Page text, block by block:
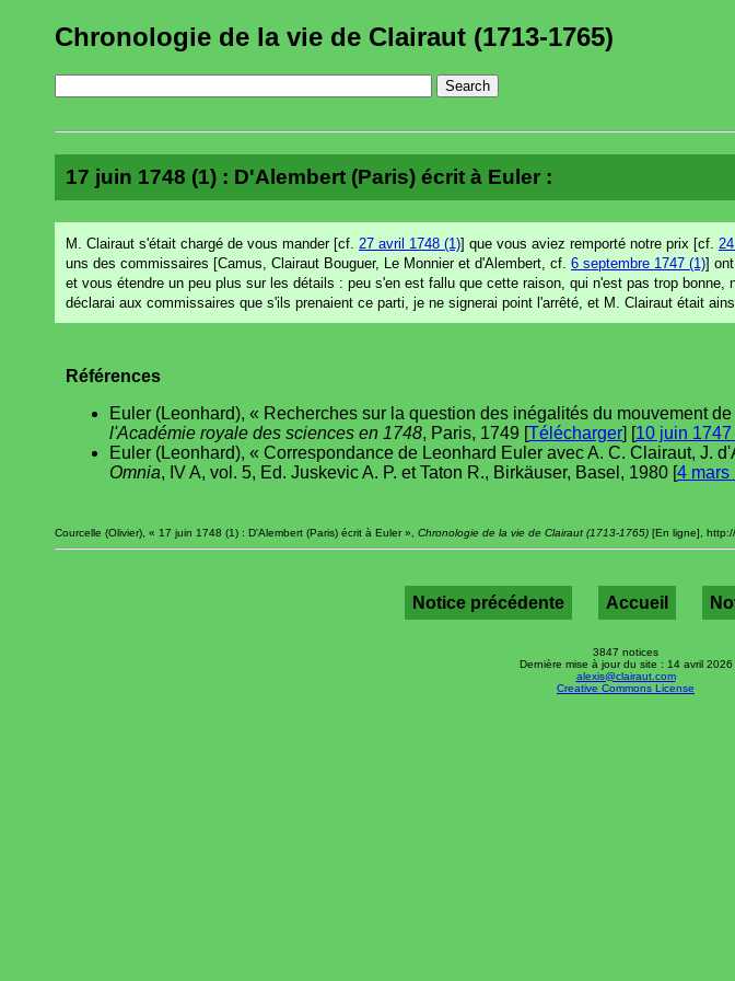
Chronologie de la vie de Clairaut (1713-1765)
17 juin 1748 (1) : D'Alembert (Paris) écrit à Euler :
M. Clairaut s'était chargé de vous mander [cf. 27 avril 1748 (1)] que vous aviez remporté notre prix [cf.
uns des commissaires [Camus, Clairaut Bouguer, Le Monnier et d'Alembert, cf. 6 septembre 1747 (1)]
et vous étendre un peu plus sur les détails : peu s'en est fallu que cette raison, qui n'est pas trop
déclarai aux commissaires que s'ils prenaient ce parti, je ne signerai point l'arrêté, et M. Clairaut était
Références
Euler (Leonhard), « Recherches sur la question des inégalités du mouvement
l'Académie royale des sciences en 1748, Paris, 1749 [Télécharger] [10 juin 1747
Euler (Leonhard), « Correspondance de Leonhard Euler avec A. C. Clairaut, J.
Omnia, IV A, vol. 5, Ed. Juskevic A. P. et Taton R., Birkäuser, Basel, 1980 [4 mars
Courcelle (Olivier), « 17 juin 1748 (1) : D'Alembert (Paris) écrit à Euler », Chronologie de la vie de Clairaut (1713-1765) [En ligne],
Notice précédente Accueil
3847 notices
Dernière mise à jour du site : 14 avril 2026
alexis@clairaut.com
Creative Commons License